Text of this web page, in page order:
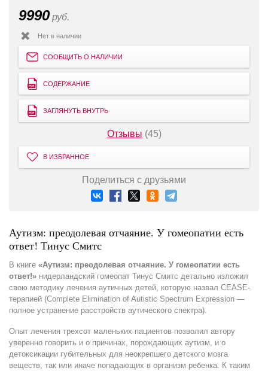
9990 руб.
Нет в наличии
СООБЩИТЬ О НАЛИЧИИ
СОДЕРЖАНИЕ
ЗАГЛЯНУТЬ ВНУТРЬ
Отзывы (45)
В ИЗБРАННОЕ
Поделиться с друзьями
Аутизм: преодолевая отчаяние. У гомеопатии есть
ответ! Тинус Смитс
В книге «Аутизм: преодолевая отчаяние. У гомеопатии есть
ответ!» нидерландский гомеопат Тинус Смитс детально изложил
свою методику лечения аутичных детей, которую назвал CEASE-
терапией (Complete Elimination of Autistic Spectrum Expression —
полное устранение расстройств аутического спектра).
Опыт лечения трехсот маленьких пациентов позволил автору
уверенно говорить и о причинах, порождающих аутизм, и о
детоксикации губительных для неокрепшего детского мозга
веществ, так или иначе попадающих в организм ребенка. К таким